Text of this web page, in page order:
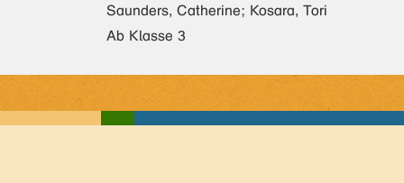
Saunders, Catherine; Kosara, Tori
Ab Klasse 3